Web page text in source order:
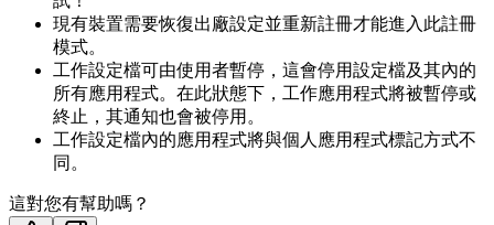
現有裝置需要恢復出廠設定並重新註冊才能進入此註冊
模式。
工作設定檔可由使用者暫停，這會停用設定檔及其內的
所有應用程式。在此狀態下，工作應用程式將被暫停或
終止，其通知也會被停用。
工作設定檔內的應用程式將與個人應用程式標記方式不
同。
這對您有幫助嗎？